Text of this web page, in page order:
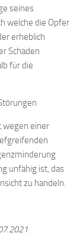
seines
welche die Opfer
erheblich
Schaden
für die
wegen einer
unfähig ist, das
zu handeln.